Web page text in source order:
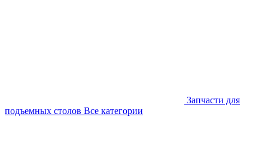
Запчасти для
подъемных столов Все категории